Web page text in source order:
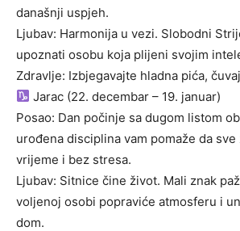
današnji uspjeh.
Ljubav: Harmonija u vezi. Slobodni
upoznati osobu koja plijeni svojim
Zdravlje: Izbjegavajte hladna pića,
Jarac (22. decembar – 19. januar)
Posao: Dan počinje sa dugom listom
urođena disciplina vam pomaže da
vrijeme i bez stresa.
Ljubav: Sitnice čine život. Mali znak
voljenoj osobi popraviće atmosferu i
dom.